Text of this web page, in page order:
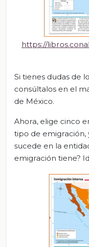
https://
Si tienes dudas de
consúltalos en el
de México.
Ahora, elige cinco
tipo de emigración,
sucede en la
emigración tiene?